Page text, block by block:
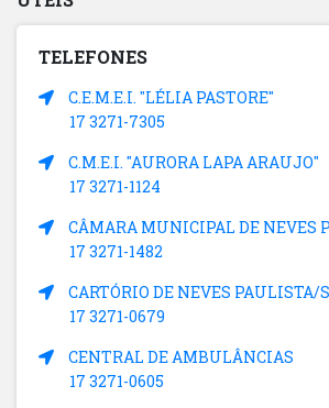
TELEFONES
C.E.M.E.I. "LÉLIA PASTORE"
17 3271-7305
C.M.E.I. "AURORA LAPA ARAUJO"
17 3271-1124
CÂMARA MUNICIPAL DE NEVES
17 3271-1482
CARTÓRIO DE NEVES PAULISTA/
17 3271-0679
CENTRAL DE AMBULÂNCIAS
17 3271-0605